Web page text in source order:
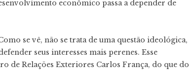
econômico passa a depender de
se vê, não se trata de uma questão ideológica,
seus interesses mais perenes. Esse
de Relações Exteriores Carlos França, do que do